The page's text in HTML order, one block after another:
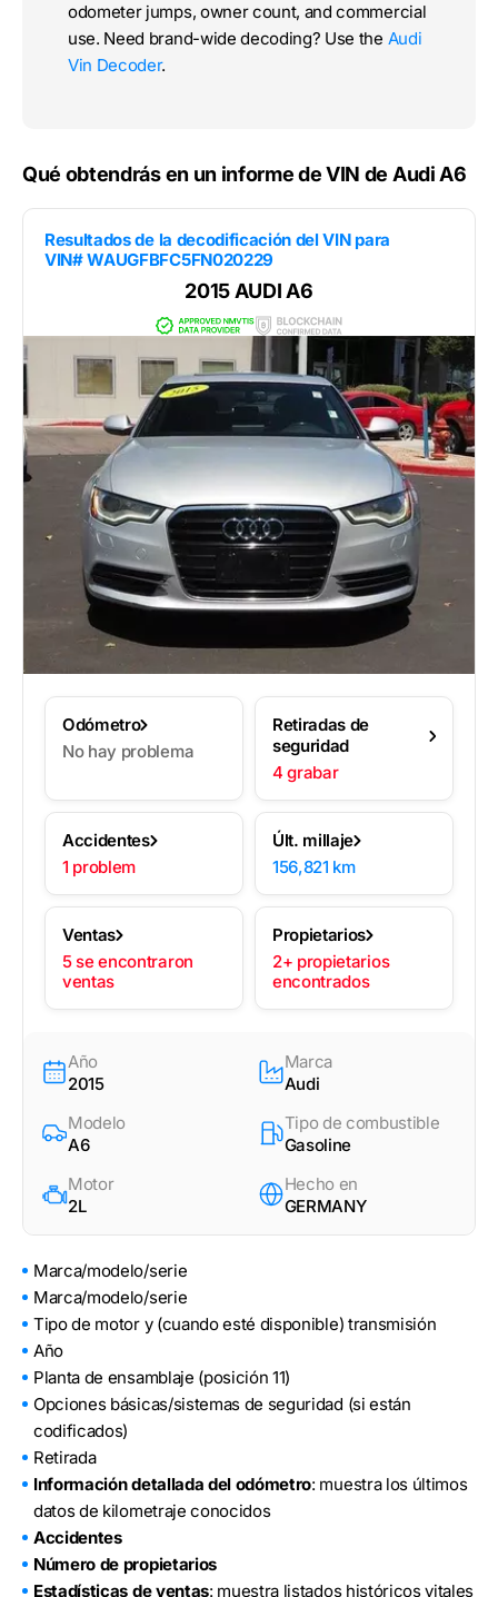
odometer jumps, owner count, and commercial
use. Need brand-wide decoding? Use the Audi
Vin Decoder.
Qué obtendrás en un informe de VIN de Audi A6
Resultados de la decodificación del VIN para
VIN# WAUGFBFC5FN020229
2015 AUDI A6
Odómetro
No hay problema
Retiradas de
seguridad
4 grabar
Accidentes
1 problem
Últ. millaje
156,821 km
Ventas
5 se encontraron
ventas
Propietarios
2+ propietarios
encontrados
Año
2015
Marca
Audi
Modelo
A6
Tipo de combustible
Gasoline
Motor
2L
Hecho en
GERMANY
Marca/modelo/serie
Marca/modelo/serie
Tipo de motor y (cuando esté disponible) transmisión
Año
Planta de ensamblaje (posición 11)
Opciones básicas/sistemas de seguridad (si están
codificados)
Retirada
Información detallada del odómetro: muestra los últimos
datos de kilometraje conocidos
Accidentes
Número de propietarios
Estadísticas de ventas: muestra listados históricos vitales